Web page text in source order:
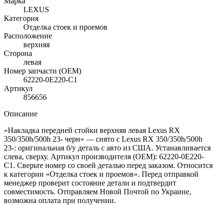
LEXUS
Категория
Отделка стоек и проемов
Расположение
верхняя
Сторона
левая
Номер запчасти (OEM)
62220-0E220-C1
Артикул
856656
Описание
«Накладка передней стойки верхняя левая Lexus RX
350/350h/500h 23- черн» — снято с Lexus RX 350/350h/500h
23-: оригинальная б/у деталь с авто из США. Устанавливается
слева, сверху. Артикул производителя (OEM): 62220-0E220-
C1. Сверьте номер со своей деталью перед заказом. Относится
к категории «Отделка стоек и проемов». Перед отправкой
менеджер проверит состояние детали и подтвердит
совместимость. Отправляем Новой Почтой по Украине,
возможна оплата при получении.